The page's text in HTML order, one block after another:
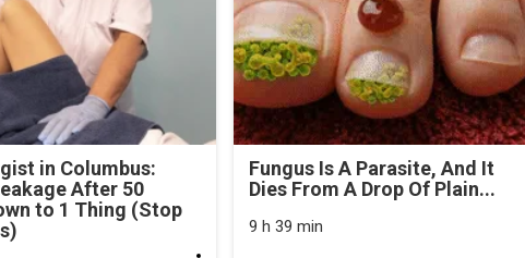
in Columbus:
After 50
to 1 Thing (Stop
Fungus Is A Parasite, And It
Dies From A Drop Of Plain...
9 h 39 min